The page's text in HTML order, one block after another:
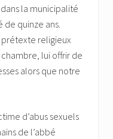
la municipalité
de quinze ans.
prétexte religieux
lui offrir de
alors que notre
d’abus sexuels
de l’abbé